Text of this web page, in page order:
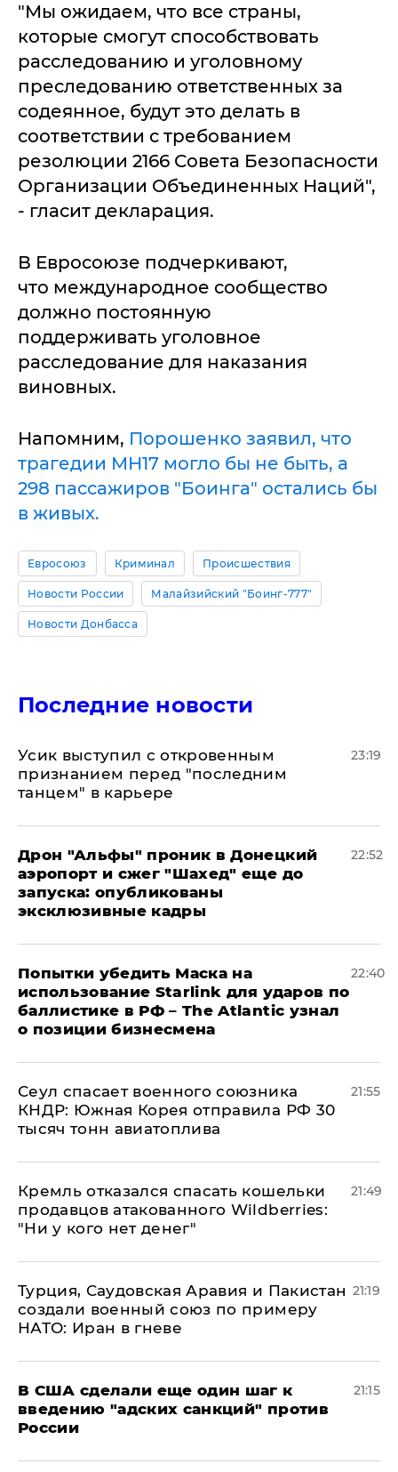
"Мы ожидаем, что все страны,
которые смогут способствовать
расследованию и уголовному
преследованию ответственных за
содеянное, будут это делать в
соответствии с требованием
резолюции 2166 Совета Безопасности
Организации Объединенных Наций",
- гласит декларация.
В Евросоюзе подчеркивают,
что международное сообщество
должно постоянную
поддерживать уголовное
расследование для наказания
виновных.
Напомним, Порошенко заявил, что
трагедии МН17 могло бы не быть, а
298 пассажиров "Боинга" остались бы
в живых.
Евросоюз Криминал Происшествия
Новости России Малайзийский "Боинг-777"
Новости Донбасса
Последние новости
Усик выступил с откровенным
признанием перед "последним
танцем" в карьере
23:19
Дрон "Альфы" проник в Донецкий
аэропорт и сжег "Шахед" еще до
запуска: опубликованы
эксклюзивные кадры
22:52
Попытки убедить Маска на
использование Starlink для ударов по
баллистике в РФ – The Atlantic узнал
о позиции бизнесмена
22:40
​Сеул спасает военного союзника
КНДР: Южная Корея отправила РФ 30
тысяч тонн авиатоплива
21:55
Кремль отказался спасать кошельки
продавцов атакованного Wildberries:
"Ни у кого нет денег"
21:49
Турция, Саудовская Аравия и Пакистан
создали военный союз по примеру
НАТО: Иран в гневе
21:19
В США сделали еще один шаг к
введению "адских санкций" против
России
21:15